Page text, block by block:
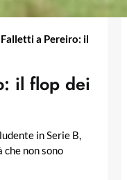
Falletti a Pereiro: il
il flop dei
in Serie B,
non sono